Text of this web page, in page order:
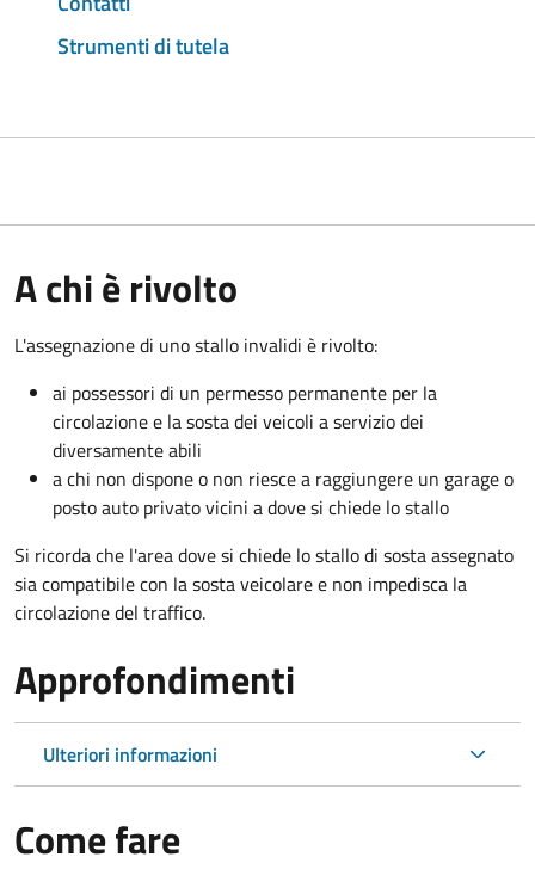
Strumenti di tutela
A chi è rivolto
L'assegnazione di uno stallo invalidi è rivolto:
ai possessori di un permesso permanente per la
circolazione e la sosta dei veicoli a servizio dei
diversamente abili
a chi non dispone o non riesce a raggiungere un garage o
posto auto privato vicini a dove si chiede lo stallo
Si ricorda che l'area dove si chiede lo stallo di sosta assegnato
sia compatibile con la sosta veicolare e non impedisca la
circolazione del traffico.
Approfondimenti
Ulteriori informazioni
Come fare